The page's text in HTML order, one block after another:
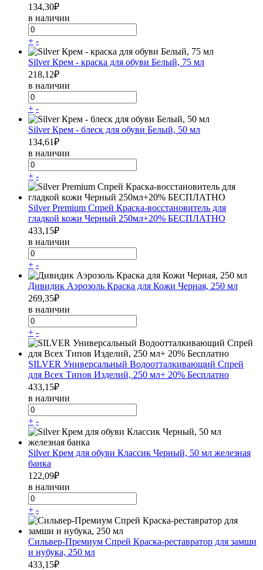
134,30₽
в наличии
+ -
Silver Крем - краска для обуви Белый, 75 мл
218,12₽
в наличии
+ -
Silver Крем - блеск для обуви Белый, 50 мл
134,61₽
в наличии
+ -
Silver Premium Спрей Краска-восстановитель для
гладкой кожи Черный 250мл+20% БЕСПЛАТНО
433,15₽
в наличии
+ -
Дивидик Аэрозоль Краска для Кожи Черная, 250 мл
269,35₽
в наличии
+ -
SILVER Универсальный Водоотталкивающий Спрей
для Всех Типов Изделий, 250 мл+ 20% Бесплатно
433,15₽
в наличии
+ -
Silver Крем для обуви Классик Черный, 50 мл железная
банка
122,09₽
в наличии
+ -
Сильвер-Премиум Спрей Краска-реставратор для замши
и нубука, 250 мл
433,15₽